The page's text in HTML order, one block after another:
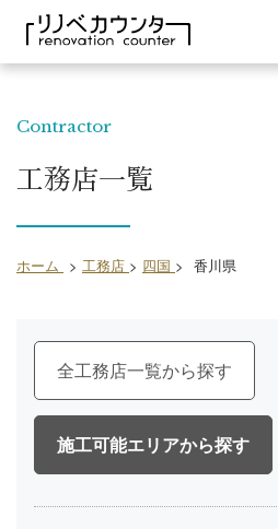
Contractor
工務店一覧
ホーム > 工務店 > 四国 > 香川県
全工務店一覧
施工可能エリア